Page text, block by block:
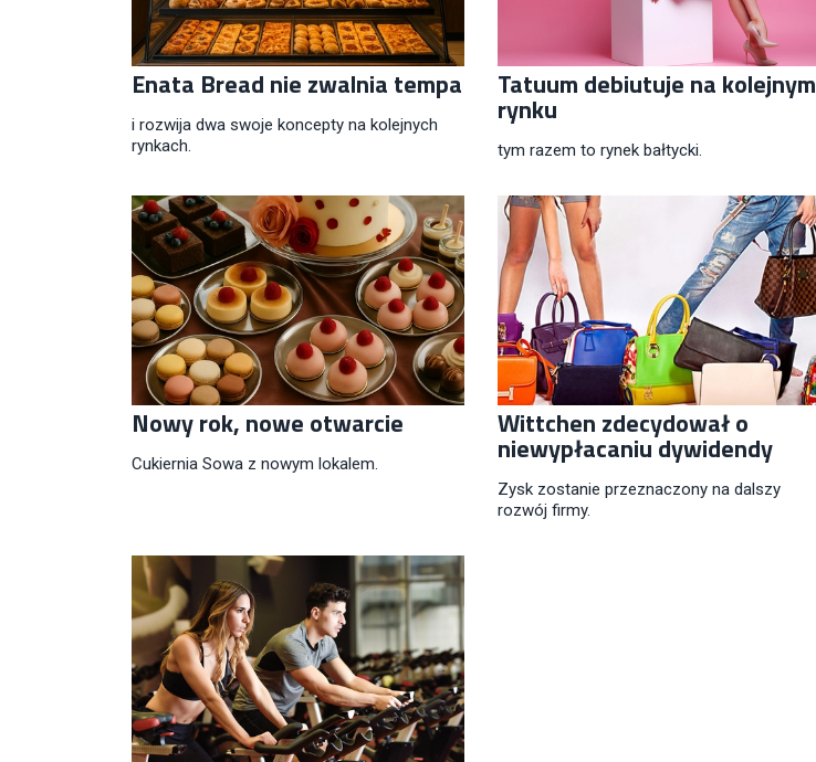
Enata Bread nie zwalnia tempa
i rozwija dwa swoje koncepty na kolejnych
rynkach.
Tatuum debiutuje na kolejnym
rynku
tym razem to rynek bałtycki.
Nowy rok, nowe otwarcie
Cukiernia Sowa z nowym lokalem.
Wittchen zdecydował o
niewypłacaniu dywidendy
Zysk zostanie przeznaczony na dalszy
rozwój firmy.